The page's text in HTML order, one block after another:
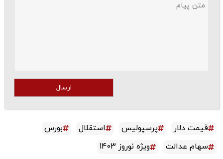
ارسال
قیمت دلار پرسپولیس استقلال
بورس
سهام عدالت
ویژه نوروز 1403